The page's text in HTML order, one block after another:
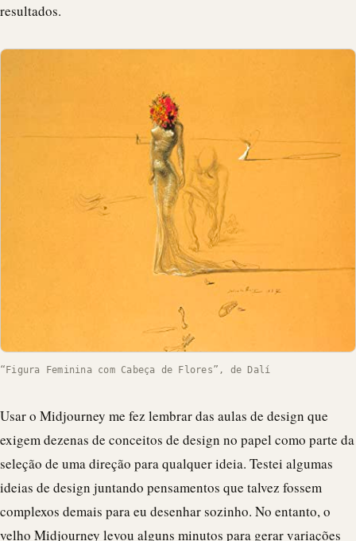
resultados.
“Figura Feminina com Cabeça de Flores”, de Dalí
Usar o Midjourney me fez lembrar das aulas de design que
exigem dezenas de conceitos de design no papel como parte da
seleção de uma direção para qualquer ideia. Testei algumas
ideias de design juntando pensamentos que talvez fossem
complexos demais para eu desenhar sozinho. No entanto, o
velho Midjourney levou alguns minutos para gerar variações